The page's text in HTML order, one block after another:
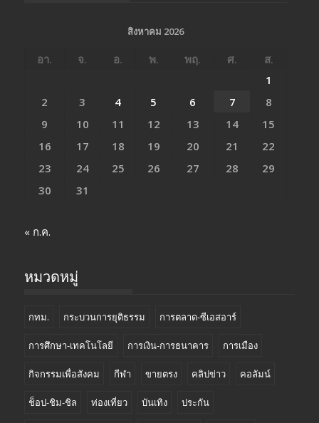
สิงหาคม 2026
อา. จ. อ. พ. พฤ. ศ.
ส.
1
2
3 4 5 6 7
8
9
10 11 12 13 14
15
16
17 18 19 20 21
22
23
24 25 26 27 28
29
30
31
« ก.ค.
หมวดหมู่
กทม. กระบวนการยุติธรรม การตลาด-ซีเอสอาร์
การศึกษา-เทคโนโลยี การเงิน-การธนาคาร การเมือง
กิจกรรมเพื่อสังคม กีฬา ขายตรง คลิปข่าว คอลัมน์
ช็อป-ชิม-ชิล ท่องเที่ยว บันเทิง ประกัน